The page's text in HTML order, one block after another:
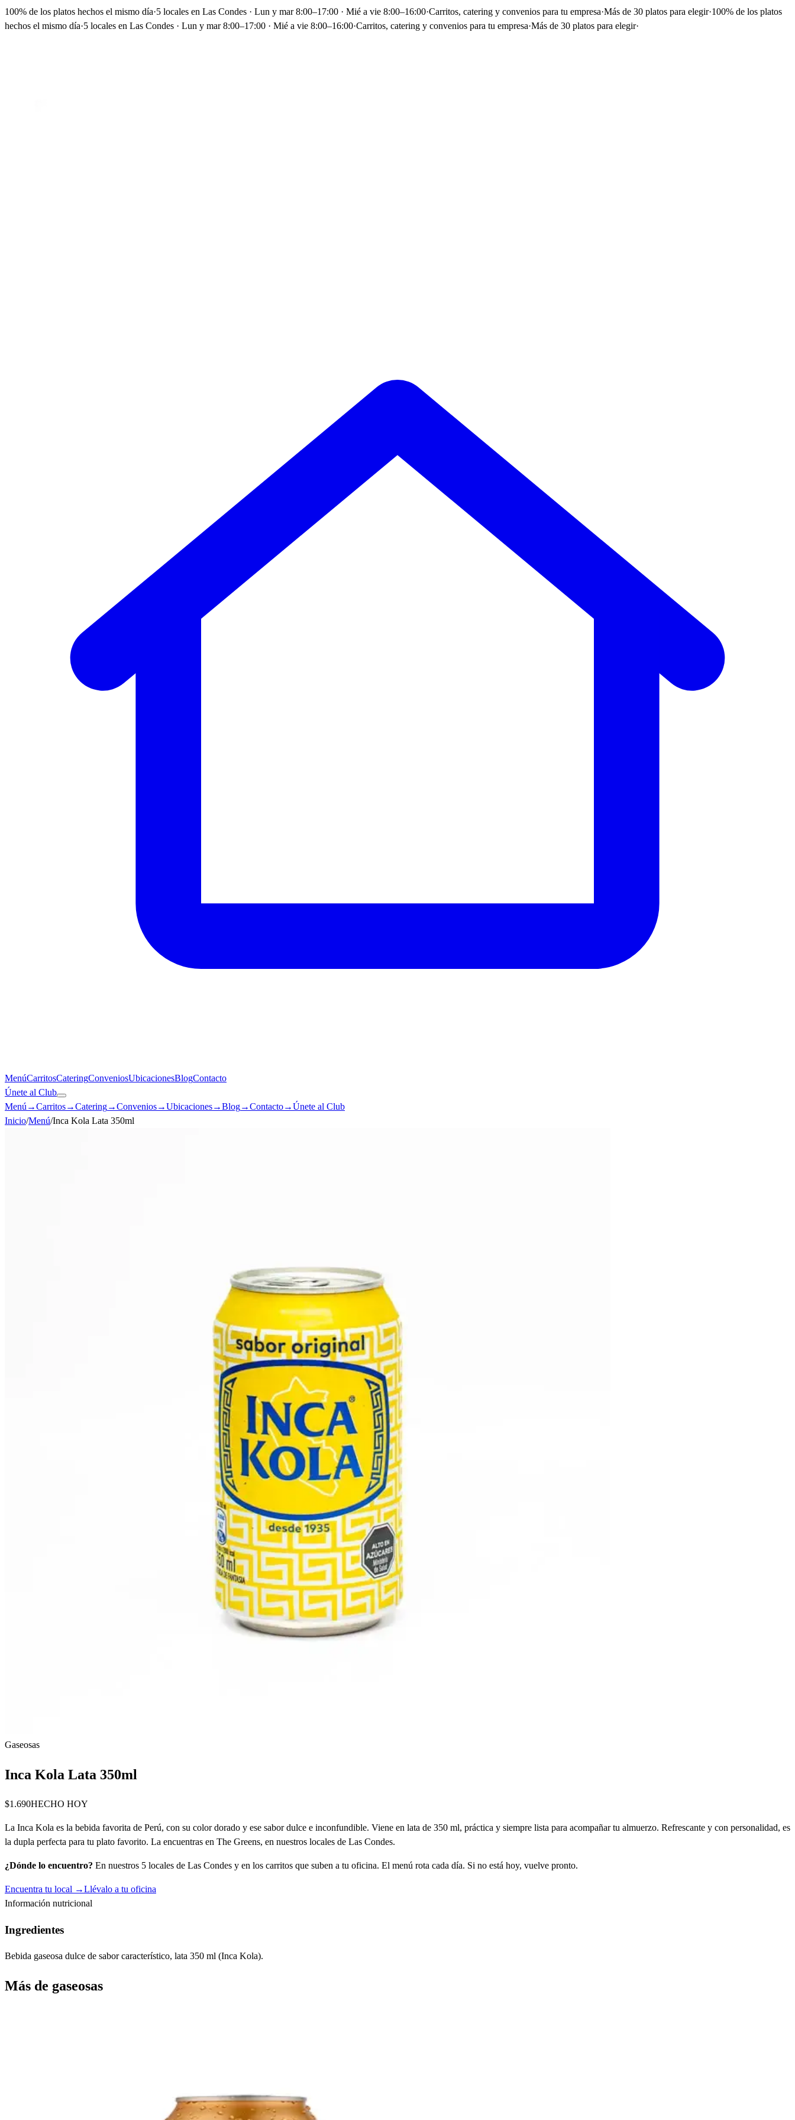
100% de los platos hechos el mismo día·5 locales en Las Condes · Lun y mar 8:00–17:00 · Mié a vie 8:00–16:00·Carritos, catering y convenios para tu empresa·Más de 30 platos para elegir·100% de los platos
hechos el mismo día·5 locales en Las Condes · Lun y mar 8:00–17:00 · Mié a vie 8:00–16:00·Carritos, catering y convenios para tu empresa·Más de 30 platos para elegir·
MenúCarritosCateringConveniosUbicacionesBlogContacto
Únete al Club
Menú →Carritos→Catering→Convenios→Ubicaciones→Blog→Contacto→Únete al Club
Inicio/Menú/Inca Kola Lata 350ml
Gaseosas
Inca Kola Lata 350ml
$1.690HECHO HOY
La Inca Kola es la bebida favorita de Perú, con su color dorado y ese sabor dulce e inconfundible. Viene en lata de 350 ml, práctica y siempre lista para acompañar tu almuerzo. Refrescante y con personalidad, es
la dupla perfecta para tu plato favorito. La encuentras en The Greens, en nuestros locales de Las Condes.
¿Dónde lo encuentro? En nuestros 5 locales de Las Condes y en los carritos que suben a tu oficina. El menú rota cada día. Si no está hoy, vuelve pronto.
Encuentra tu local →Llévalo a tu oficina
Información nutricional
Ingredientes
Bebida gaseosa dulce de sabor característico, lata 350 ml (Inca Kola).
Más de gaseosas